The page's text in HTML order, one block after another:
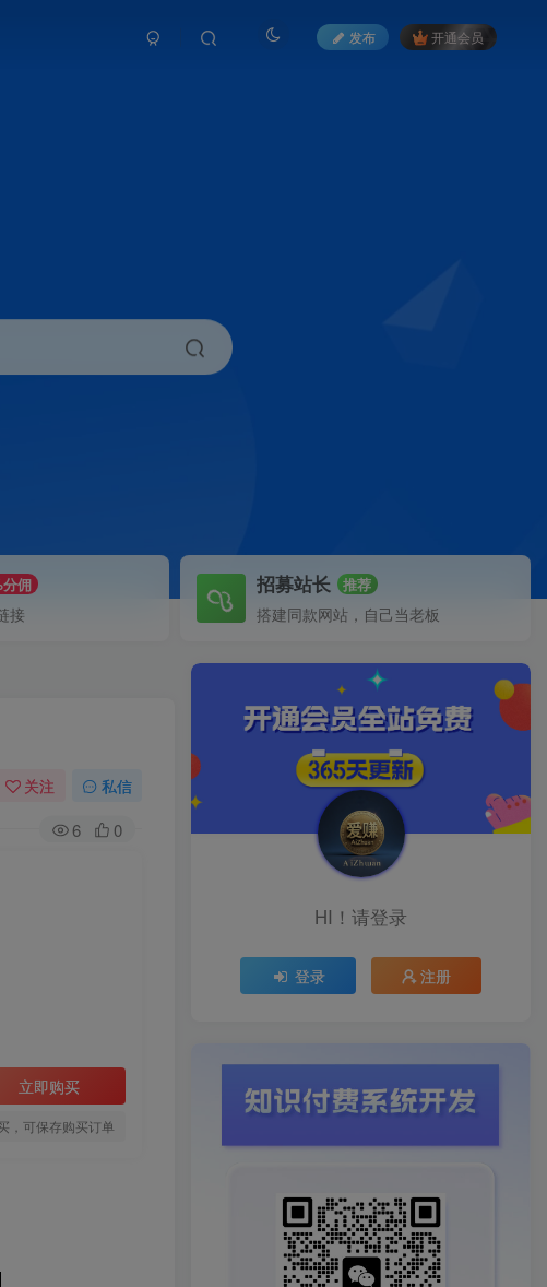
发布 开通会员
分佣
接
招募站长 推荐
搭建同款网站，自己当老板
关注 私信
6 0
立即购买
，可保存购买订单
HI！请登录
登录 注册